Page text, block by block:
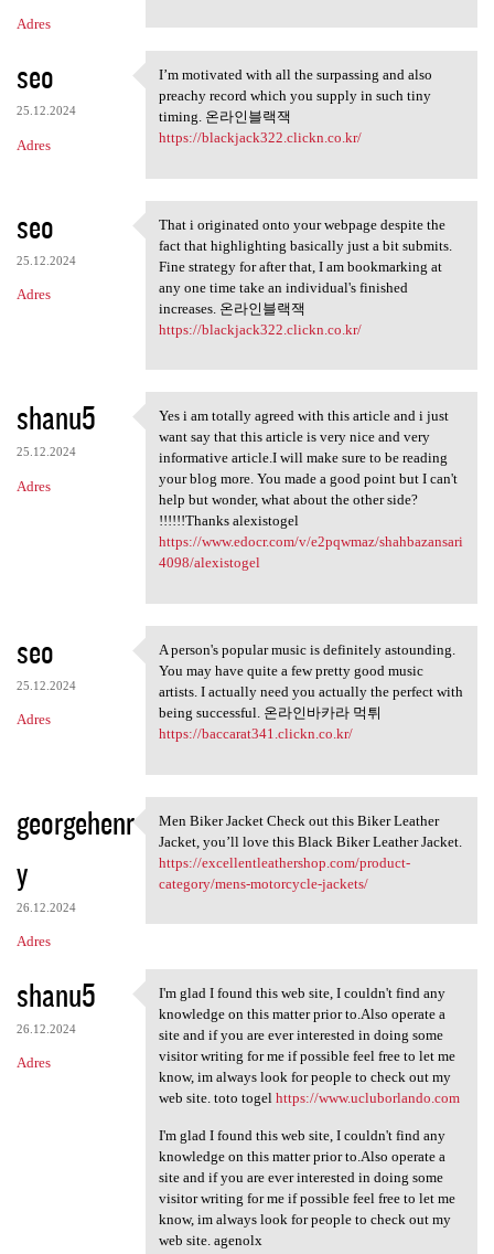
Adres
seo
25.12.2024
Adres
I’m motivated with all the
I’m motivated with all the surpassing and also
preachy record which you supply in such tiny
timing. 온라인블랙잭
https://blackjack322.clickn.co.kr/
seo
25.12.2024
Adres
That i originated onto your
That i originated onto your webpage despite the
fact that highlighting basically just a bit submits.
Fine strategy for after that, I am bookmarking at
any one time take an individual's finished
increases. 온라인블랙잭
https://blackjack322.clickn.co.kr/
shanu5
25.12.2024
Adres
Yes i am totally agreed with
Yes i am totally agreed with this article and i just
want say that this article is very nice and very
informative article.I will make sure to be reading
your blog more. You made a good point but I can't
help but wonder, what about the other side?
!!!!!!Thanks alexistogel
https://www.edocr.com/v/e2pqwmaz/shahbazansari
4098/alexistogel
seo
25.12.2024
Adres
A person's popular music is
A person's popular music is definitely astounding.
You may have quite a few pretty good music
artists. I actually need you actually the perfect with
being successful. 온라인바카라 먹튀
https://baccarat341.clickn.co.kr/
georgehenr
y
26.12.2024
Adres
Men Biker Jacket Check out
Men Biker Jacket Check out this Biker Leather
Jacket, you’ll love this Black Biker Leather Jacket.
https://excellentleathershop.com/product-
category/mens-motorcycle-jackets/
shanu5
26.12.2024
Adres
I'm glad I found this web
I'm glad I found this web site, I couldn't find any
knowledge on this matter prior to.Also operate a
site and if you are ever interested in doing some
visitor writing for me if possible feel free to let me
know, im always look for people to check out my
web site. toto togel https://www.ucluborlando.com
I'm glad I found this web site, I couldn't find any
knowledge on this matter prior to.Also operate a
site and if you are ever interested in doing some
visitor writing for me if possible feel free to let me
know, im always look for people to check out my
web site. agenolx